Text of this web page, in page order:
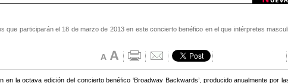
que participarán el 18 de marzo de 2013 en este concierto benéfico en el que intérpretes
la octava edición del concierto benéfico ‘Broadway Backwards’, producido anualmente por